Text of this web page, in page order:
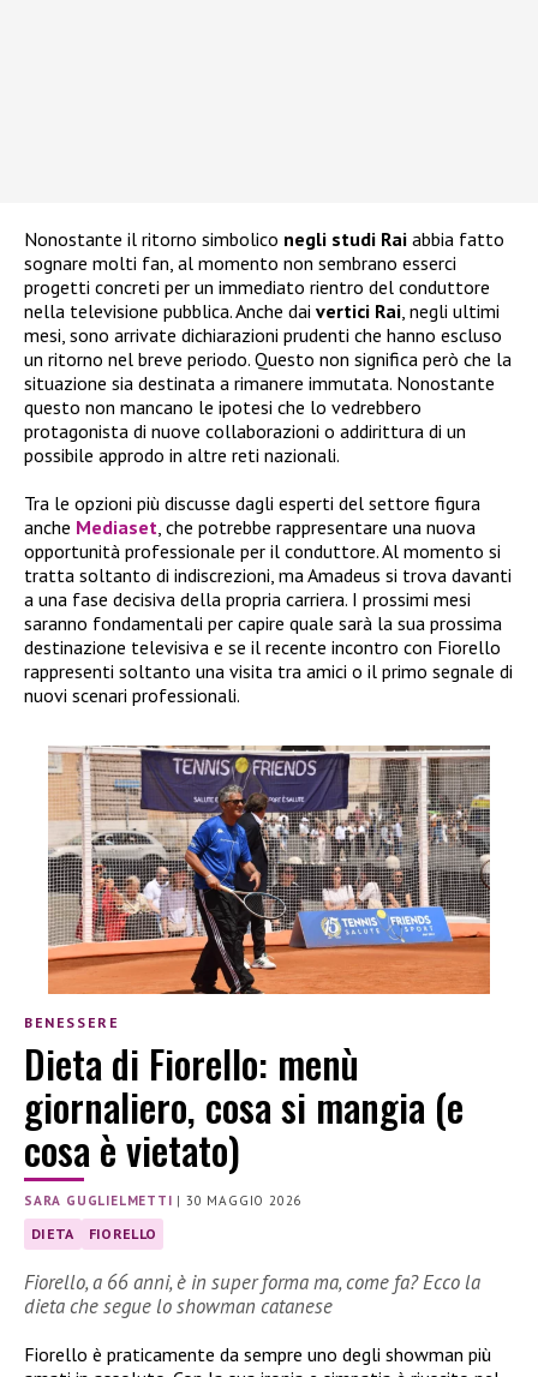
Nonostante il ritorno simbolico negli studi Rai abbia fatto
sognare molti fan, al momento non sembrano esserci
progetti concreti per un immediato rientro del conduttore
nella televisione pubblica. Anche dai vertici Rai , negli ultimi
mesi, sono arrivate dichiarazioni prudenti che hanno escluso
un ritorno nel breve periodo. Questo non significa però che la
situazione sia destinata a rimanere immutata. Nonostante
questo non mancano le ipotesi che lo vedrebbero
protagonista di nuove collaborazioni o addirittura di un
possibile approdo in altre reti nazionali.
Tra le opzioni più discusse dagli esperti del settore figura
anche Mediaset , che potrebbe rappresentare una nuova
opportunità professionale per il conduttore. Al momento si
tratta soltanto di indiscrezioni, ma Amadeus si trova davanti
a una fase decisiva della propria carriera. I prossimi mesi
saranno fondamentali per capire quale sarà la sua prossima
destinazione televisiva e se il recente incontro con Fiorello
rappresenti soltanto una visita tra amici o il primo segnale di
nuovi scenari professionali.
BENESSERE
Dieta di Fiorello: menù
giornaliero, cosa si mangia (e
cosa è vietato)
SARA GUGLIELMETTI |30 MAGGIO 2026
DIETA FIORELLO
Fiorello, a 66 anni, è in super forma ma, come fa? Ecco la
dieta che segue lo showman catanese
Fiorello è praticamente da sempre uno degli showman più